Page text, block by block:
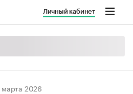
Личный кабинет
марта 2026